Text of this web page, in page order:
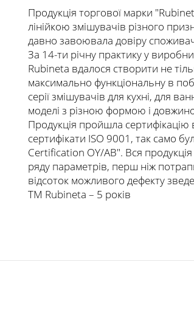
Продукція торгової марки
лінійкою змішувачів різного
давно завоювала довіру
За 14-ти річну практику у
Rubineta вдалося створити не
максимально функціональну в
серії змішувачів для кухні, для
моделі з різною формою і
Продукція пройшла сертифікацію
сертифікати ISO 9001, так само
Certification OY/AB". Вся
ряду параметрів, перш ніж
відсоток можливого дефекту
ТМ Rubineta – 5 років